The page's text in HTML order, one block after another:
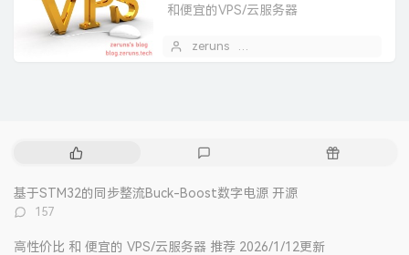
和便宜的VPS/云服务器
zeruns
热
文
评
随
基于STM32的同步整流Buck-Boost数字电源 开源
评
数：
157
高性价比 和 便宜的 VPS/云服务器 推荐 2026/1/12更新